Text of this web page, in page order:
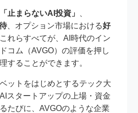
「止まらないAI投資」
、オプション市場における好
らすべてが、AI時代のイン
コム（AVGO）の評価を押し
することができます。
ットをはじめとするテック大
スタートアップの上場・資金
たびに、AVGOのような企業